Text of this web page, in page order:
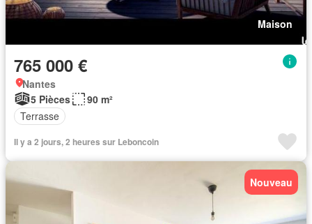
Maison
765 000 €
Nantes
5 Pièces
90 m²
Terrasse
Il y a 2 jours, 2 heures sur Leboncoin
Nouveau